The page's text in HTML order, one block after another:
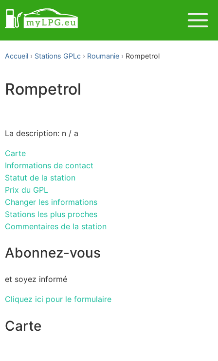
Accueil Stations GPLc Roumanie Rompetrol
Rompetrol
La description: n / a
Carte
Informations de contact
Statut de la station
Prix du GPL
Changer les informations
Stations les plus proches
Commentaires de la station
Abonnez-vous
et soyez informé
Cliquez ici pour le formulaire
Carte